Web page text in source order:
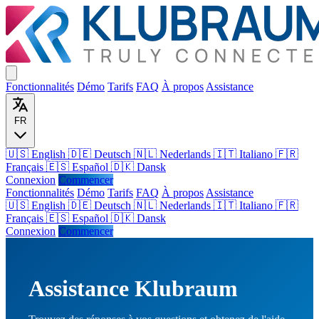
Fonctionnalités Démo Tarifs FAQ À propos Assistance
FR
🇺🇸 English 🇩🇪 Deutsch 🇳🇱 Nederlands 🇮🇹 Italiano 🇫🇷
Français 🇪🇸 Español 🇩🇰 Dansk
Connexion Commencer
Fonctionnalités Démo Tarifs FAQ À propos Assistance
🇺🇸 English 🇩🇪 Deutsch 🇳🇱 Nederlands 🇮🇹 Italiano 🇫🇷
Français 🇪🇸 Español 🇩🇰 Dansk
Connexion Commencer
Assistance Klubraum